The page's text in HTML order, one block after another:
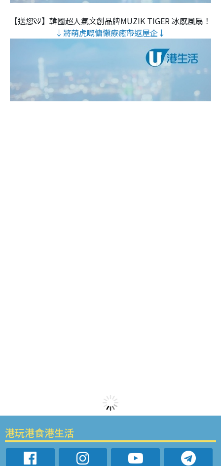
【送您🐯】韓國超人氣文創品牌MUZIK TIGER 冰感風扇！
↓將萌虎嘅慵懶療癒帶返屋企↓
港玩港食港生活